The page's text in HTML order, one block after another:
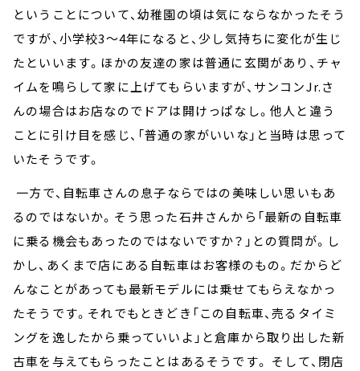
ということについて、幼稚園の頃は気にならなかったそう
ですが、小学校3～4年になると、少し気持ちに変化が生じ
たといいます。ほかの友達の家は普通に玄関があり、チャ
イムを鳴らして家に上げてもらいますが、サンコンJr.さ
んの場合はお店なのでドアは開けっぱなし。他人と違う
ことに引け目を感じ、「普通の家がいいな」と当時は思って
いたそうです。
一方で、自転車さんの息子ならではの美味しい思いもあ
るのではないか。そう思った石井さんから「最新の自転車
に乗る機会もあったのではないですか？」との質問が。し
かし、あくまで店にある自転車はお客様のもの。だからど
んなことがあっても最新モデルには乗せてもらえなかっ
たそうです。それでもときどき「この自転車、売るタイミ
ングを逸したから乗っていいよ」と倉庫から取り出した新
古車を与えてもらったことはあるそうです。 そして、閉店